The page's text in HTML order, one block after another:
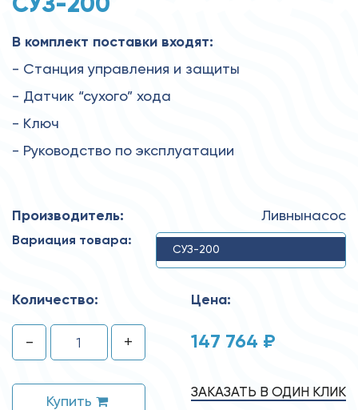
В комплект поставки входят:
- Станция управления и защиты
- Датчик “сухого” хода
- Ключ
- Руководство по эксплуатации
Производитель: Ливнынасос
Вариация товара:
СУЗ-200
Количество:
- +
Купить
Цена:
147 764 ₽
ЗАКАЗАТЬ В ОДИН КЛИК